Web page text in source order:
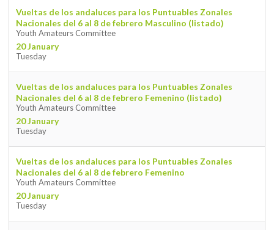
Vueltas de los andaluces para los Puntuables Zonales
Nacionales del 6 al 8 de febrero Masculino (listado)
Youth Amateurs Committee
20 January
Tuesday
Vueltas de los andaluces para los Puntuables Zonales
Nacionales del 6 al 8 de febrero Femenino (listado)
Youth Amateurs Committee
20 January
Tuesday
Vueltas de los andaluces para los Puntuables Zonales
Nacionales del 6 al 8 de febrero Femenino
Youth Amateurs Committee
20 January
Tuesday